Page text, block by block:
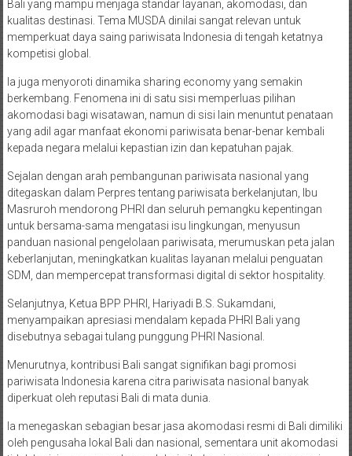
Bali yang mampu menjaga standar layanan, akomodasi, dan
kualitas destinasi. Tema MUSDA dinilai sangat relevan untuk
memperkuat daya saing pariwisata Indonesia di tengah ketatnya
kompetisi global.
Ia juga menyoroti dinamika sharing economy yang semakin
berkembang. Fenomena ini di satu sisi memperluas pilihan
akomodasi bagi wisatawan, namun di sisi lain menuntut penataan
yang adil agar manfaat ekonomi pariwisata benar-benar kembali
kepada negara melalui kepastian izin dan kepatuhan pajak.
Sejalan dengan arah pembangunan pariwisata nasional yang
ditegaskan dalam Perpres tentang pariwisata berkelanjutan, Ibu
Masruroh mendorong PHRI dan seluruh pemangku kepentingan
untuk bersama-sama mengatasi isu lingkungan, menyusun
panduan nasional pengelolaan pariwisata, merumuskan peta jalan
keberlanjutan, meningkatkan kualitas layanan melalui penguatan
SDM, dan mempercepat transformasi digital di sektor hospitality.
Selanjutnya, Ketua BPP PHRI, Hariyadi B.S. Sukamdani,
menyampaikan apresiasi mendalam kepada PHRI Bali yang
disebutnya sebagai tulang punggung PHRI Nasional.
Menurutnya, kontribusi Bali sangat signifikan bagi promosi
pariwisata Indonesia karena citra pariwisata nasional banyak
diperkuat oleh reputasi Bali di mata dunia.
Ia menegaskan sebagian besar jasa akomodasi resmi di Bali dimiliki
oleh pengusaha lokal Bali dan nasional, sementara unit akomodasi